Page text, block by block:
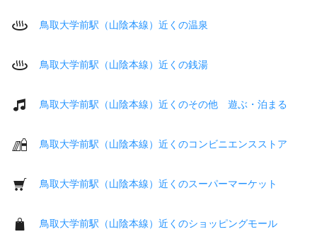
鳥取大学前駅（山陰本線）近くの温泉
鳥取大学前駅（山陰本線）近くの銭湯
鳥取大学前駅（山陰本線）近くのその他 遊ぶ・泊まる
鳥取大学前駅（山陰本線）近くのコンビニエンスストア
鳥取大学前駅（山陰本線）近くのスーパーマーケット
鳥取大学前駅（山陰本線）近くのショッピングモール